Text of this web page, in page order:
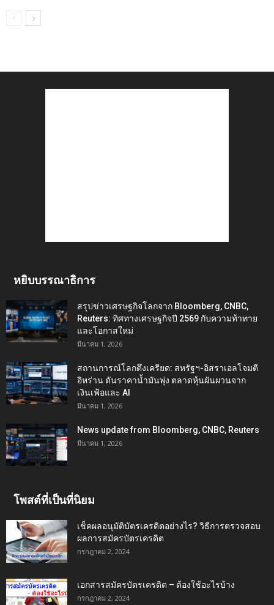
หยิบบรรณาธิการ
สรุปข่าวเศรษฐกิจโลกจาก Bloomberg, CNBC,
Reuters: ทิศทางเศรษฐกิจปี 2569 กับความท้าทาย
และโอกาสใหม่
มีนาคม 1, 2026
สถานการณ์โลกตึงเครียด: สหรัฐฯ-อิสราเอลโจมตี
อิหร่าน ดันราคาน้ำมันพุ่ง ตลาดหุ้นผันผวนจาก
เงินเฟ้อและ AI
มีนาคม 1, 2026
News update from Bloomberg, CNBC, Reuters
มีนาคม 1, 2026
โพสต์ที่เป็นที่นิยม
เช็คผลอนุมัติบัตรเครดิตอย่างไร? วิธีการตรวจสอบ
ผลการสมัครบัตรเครดิต
กรกฎาคม 2, 2024
เอกสารสมัครบัตรเครดิต – ต้องใช้อะไรบ้าง
กรกฎาคม 2, 2024